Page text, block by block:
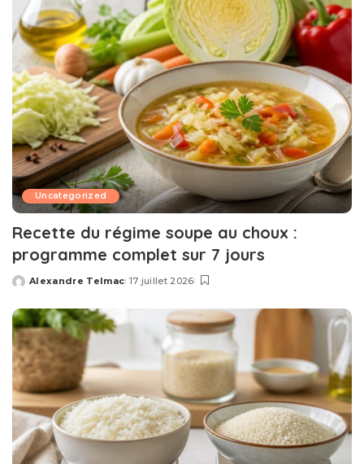
Uncategorized
Recette du régime soupe au choux :
programme complet sur 7 jours
Posted
Alexandre Telmac 17 juillet 2026